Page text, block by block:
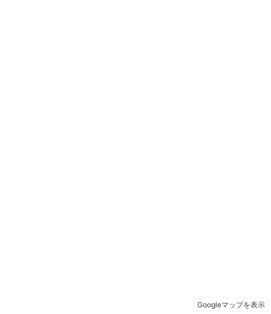
Googleマップを表示